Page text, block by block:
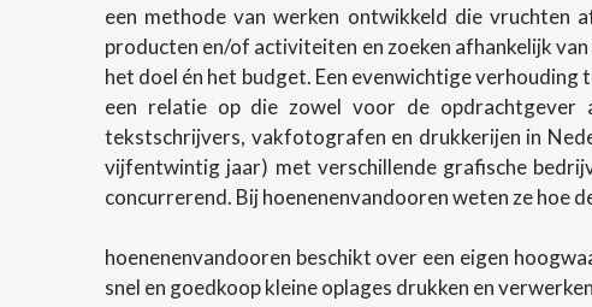
een methode van werken ontwikkeld die vruchten
producten en/of activiteiten en zoeken afhankelijk
het doel én het budget. Een evenwichtige
een relatie op die zowel voor de opdrachtgever
tekstschrijvers, vakfotografen en drukkerijen in
vijfentwintig jaar) met verschillende grafische
concurrerend. Bij hoenenenvandooren weten ze hoe
hoenenenvandooren beschikt over een eigen
snel en goedkoop kleine oplages drukken en